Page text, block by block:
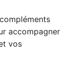
accompagner
vos